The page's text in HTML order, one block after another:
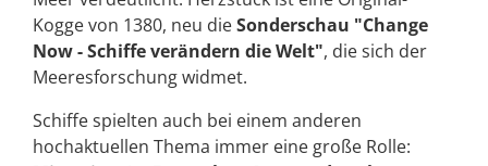
Kogge von 1380, neu dieSonderschau "Change
Now - Schiffe verändern die Welt", die sich der
Meeresforschung widmet.
Schiffe spielten auch bei einem anderen
hochaktuellen Thema immer eine große Rolle: